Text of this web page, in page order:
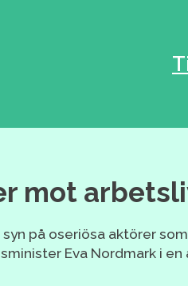
mot
på oseriösa aktörer
Eva Nordmark i